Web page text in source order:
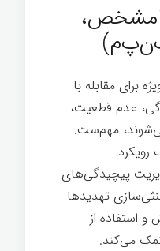
برای مقابله با
عدم قطعیت،
مهم‌ست.
رویکرد
پیچیدگی‌های
تهدیدها
و استفاده از
می‌کند.